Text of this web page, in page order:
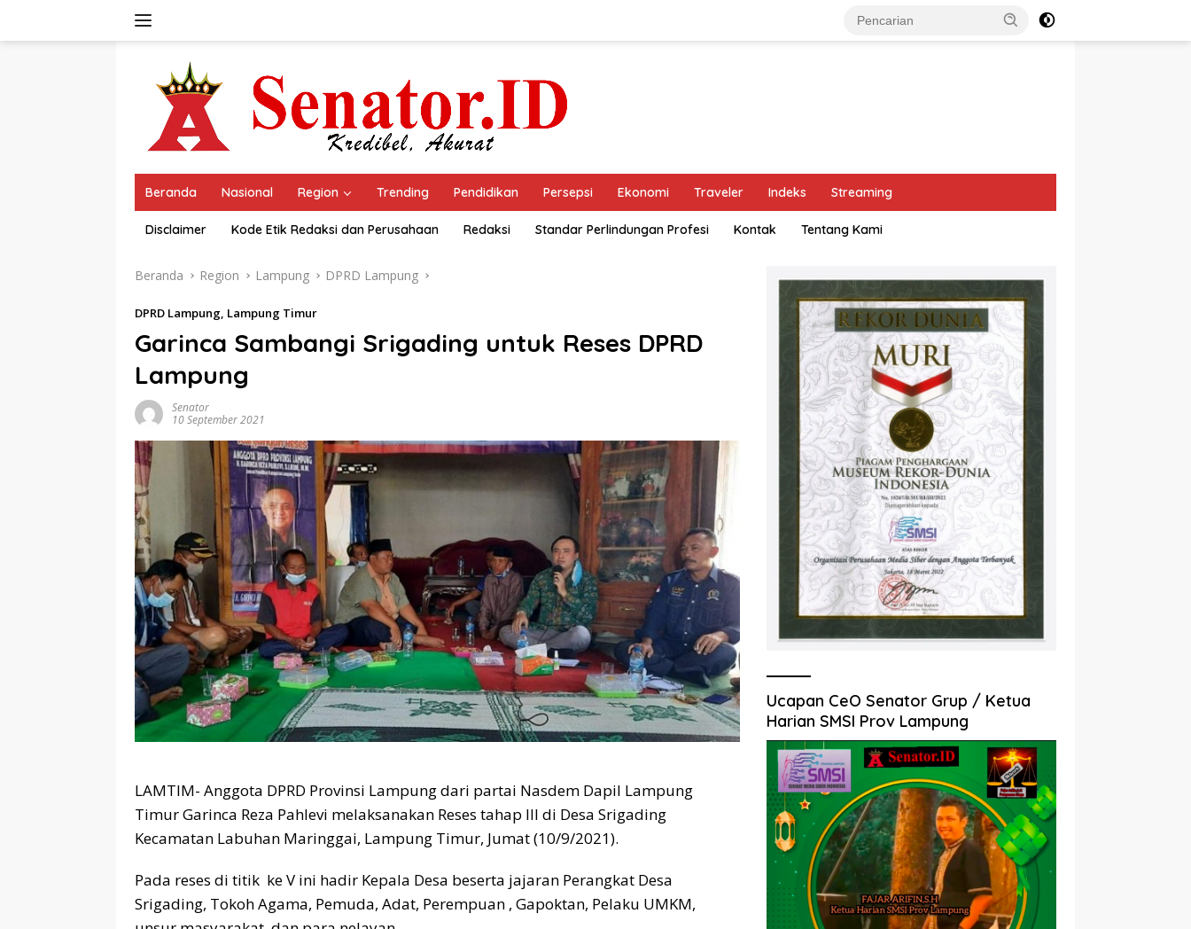
Beranda Nasional Region Trending Pendidikan Persepsi Ekonomi Traveler Indeks Streaming
Disclaimer Kode Etik Redaksi dan Perusahaan Redaksi Standar Perlindungan Profesi Kontak Tentang Kami
Beranda Region Lampung DPRD Lampung
DPRD Lampung, Lampung Timur
Garinca Sambangi Srigading untuk Reses DPRD
Lampung
Senator
10 September 2021
LAMTIM- Anggota DPRD Provinsi Lampung dari partai Nasdem Dapil Lampung
Timur Garinca Reza Pahlevi melaksanakan Reses tahap III di Desa Srigading
Kecamatan Labuhan Maringgai, Lampung Timur, Jumat (10/9/2021).
Pada reses di titik ke V ini hadir Kepala Desa beserta jajaran Perangkat Desa
Srigading, Tokoh Agama, Pemuda, Adat, Perempuan , Gapoktan, Pelaku UMKM,
Ucapan CeO Senator Grup / Ketua
Harian SMSI Prov Lampung